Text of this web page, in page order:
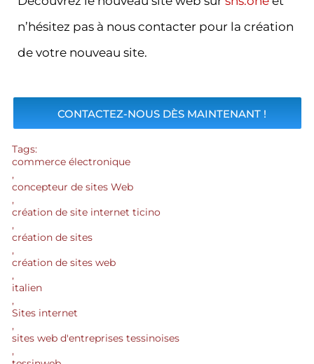
n’hésitez pas à nous contacter pour la création
de votre nouveau site.
CONTACTEZ-NOUS DÈS MAINTENANT !
Tags:
commerce électronique
,
concepteur de sites Web
,
création de site internet ticino
,
création de sites
,
création de sites web
,
italien
,
Sites internet
,
sites web d'entreprises tessinoises
,